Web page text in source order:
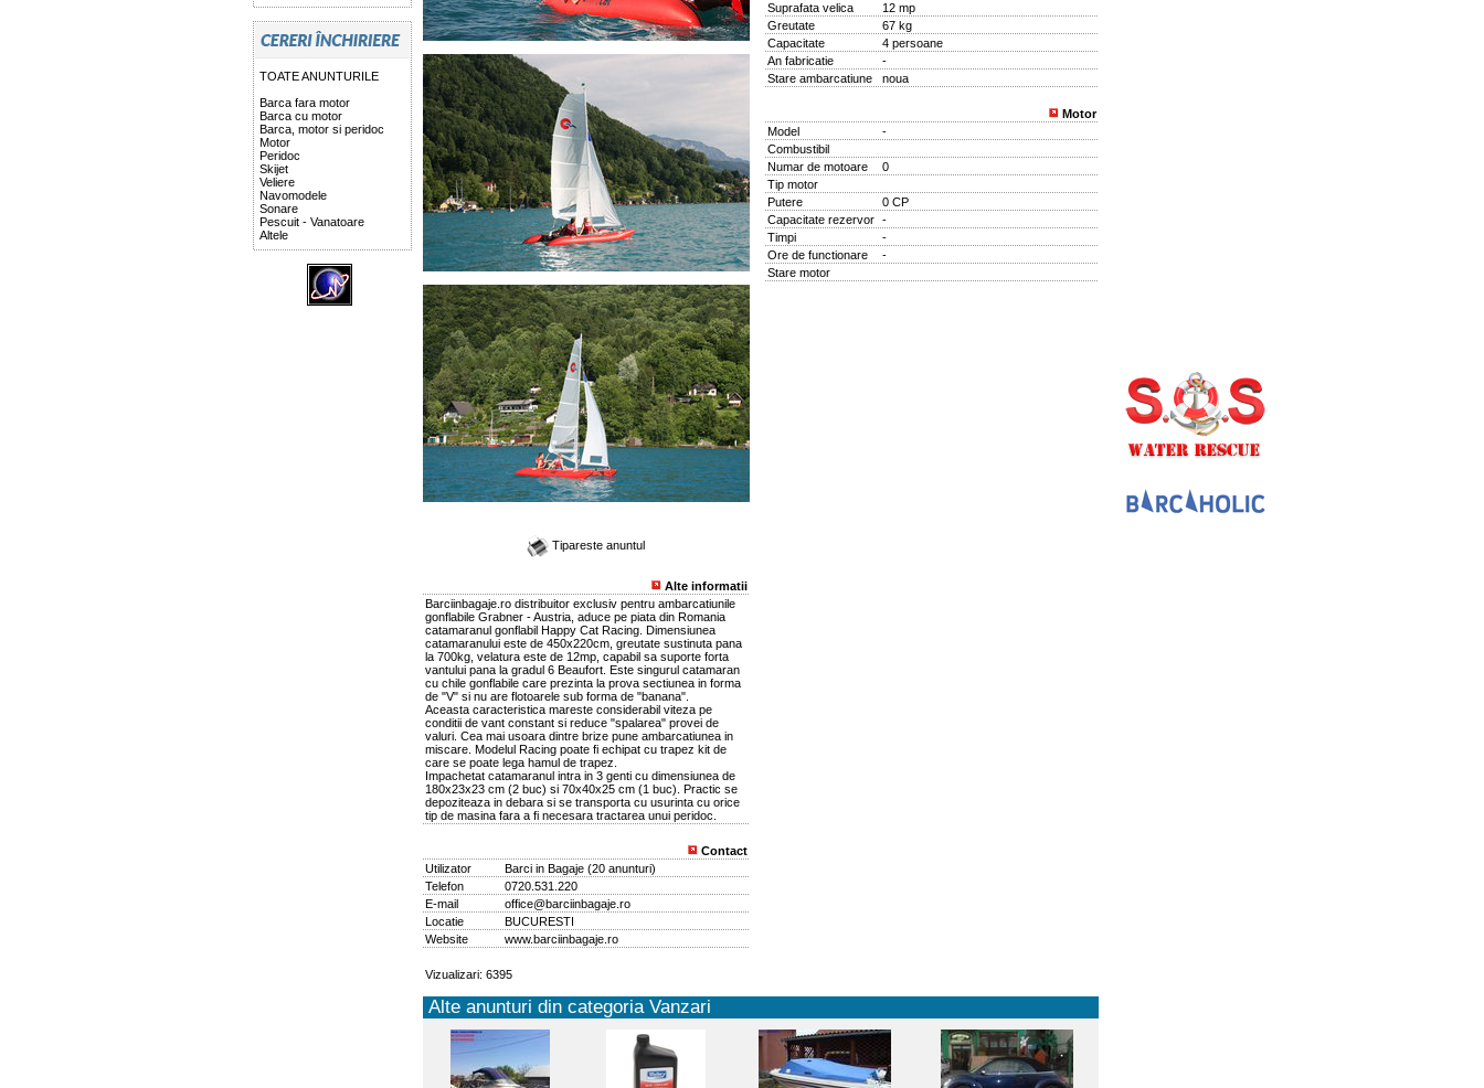
TOATE ANUNTURILE
Barca fara motor
Barca cu motor
Barca, motor si peridoc
Motor
Peridoc
Skijet
Veliere
Navomodele
Sonare
Pescuit - Vanatoare
Altele
Tipareste anuntul
Alte informatii
Barciinbagaje.ro distribuitor exclusiv pentru ambarcatiunile
gonflabile Grabner - Austria, aduce pe piata din Romania
catamaranul gonflabil Happy Cat Racing. Dimensiunea
catamaranului este de 450x220cm, greutate sustinuta pana
la 700kg, velatura este de 12mp, capabil sa suporte forta
vantului pana la gradul 6 Beaufort. Este singurul catamaran
cu chile gonflabile care prezinta la prova sectiunea in forma
de "V" si nu are flotoarele sub forma de "banana".
Aceasta caracteristica mareste considerabil viteza pe
conditii de vant constant si reduce "spalarea" provei de
valuri. Cea mai usoara dintre brize pune ambarcatiunea in
miscare. Modelul Racing poate fi echipat cu trapez kit de
care se poate lega hamul de trapez.
Impachetat catamaranul intra in 3 genti cu dimensiunea de
180x23x23 cm (2 buc) si 70x40x25 cm (1 buc). Practic se
depoziteaza in debara si se transporta cu usurinta cu orice
tip de masina fara a fi necesara tractarea unui peridoc.
Contact
Utilizator
Barci in Bagaje(20 anunturi)
Telefon
0720.531.220
E-mail
office@barciinbagaje.ro
Locatie
BUCURESTI
Website
www.barciinbagaje.ro
Vizualizari: 6395
Suprafata velica
12 mp
Greutate
67 kg
Capacitate
4 persoane
An fabricatie
-
Stare ambarcatiune
noua
Motor
Model
-
Combustibil
Numar de motoare
0
Tip motor
Putere
0 CP
Capacitate rezervor
-
Timpi
-
Ore de functionare
-
Stare motor
Alte anunturi din categoria Vanzari